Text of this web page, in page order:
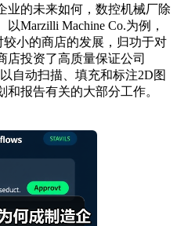
的未来如何，数控机械厂除
Marzilli Machine Co.为例，
较小的商店的发展，归功于对
店投资了高质量保证公司
自动扫描、填充和标注2D图
报告有关的大部分工作。